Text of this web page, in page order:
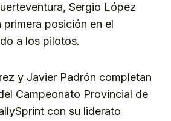
Sergio López
primera posición en el
a los pilotos.
y Javier Padrón completan
Campeonato Provincial de
con su liderato